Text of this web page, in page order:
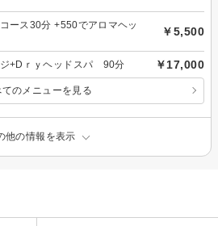
ース30分 +550でアロマヘッ
￥5,500
+Dｒｙヘッドスパ 90分 ￥17,000
てのメニューを見る
他の情報を表示